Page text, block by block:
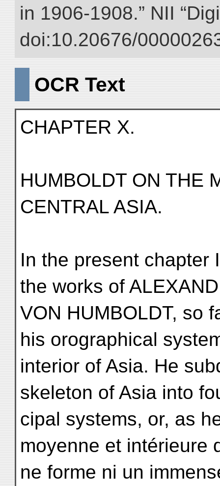
in 1906-1908.” NII
doi:10.20676/
OCR Text
CHAPTER X.
HUMBOLDT ON THE
CENTRAL ASIA.
In the present chapter
the works of
VON HUMBOLDT, so
his orographical
interior of Asia. He
skeleton of Asia into
cipal systems, or, as
moyenne et intérieure
ne forme ni un